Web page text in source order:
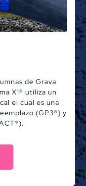
de Grava
X1® utiliza un
el cual es una
(GP3®) y